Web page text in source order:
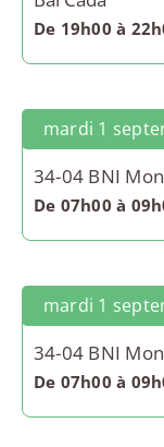
De 19h00 à
mardi 1
34-04 BNI
De 07h00 à
mardi 1
34-04 BNI
De 07h00 à